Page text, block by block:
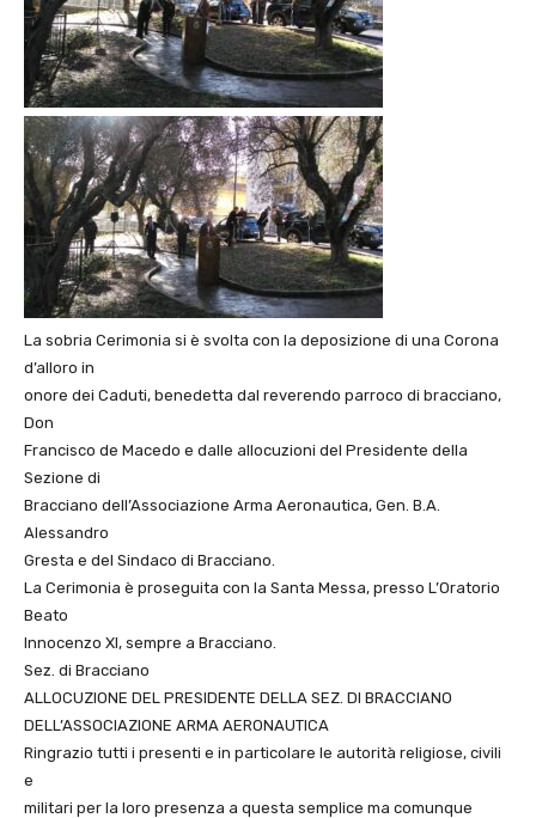
La sobria Cerimonia si è svolta con la deposizione di una Corona
d’alloro in
onore dei Caduti, benedetta dal reverendo parroco di bracciano,
Don
Francisco de Macedo e dalle allocuzioni del Presidente della
Sezione di
Bracciano dell’Associazione Arma Aeronautica, Gen. B.A.
Alessandro
Gresta e del Sindaco di Bracciano.
La Cerimonia è proseguita con la Santa Messa, presso L’Oratorio
Beato
Innocenzo XI, sempre a Bracciano.
Sez. di Bracciano
ALLOCUZIONE DEL PRESIDENTE DELLA SEZ. DI BRACCIANO
DELL’ASSOCIAZIONE ARMA AERONAUTICA
Ringrazio tutti i presenti e in particolare le autorità religiose, civili
e
militari per la loro presenza a questa semplice ma comunque